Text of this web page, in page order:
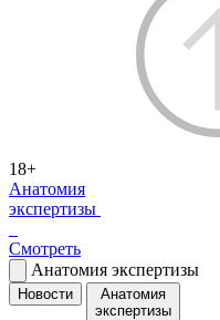
18+
Анатомия
экспертизы
Смотреть
Анатомия экспертизы
Новости
Анатомия
экспертизы